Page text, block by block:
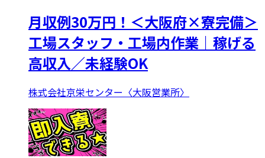
月収例30万円！＜大阪府×寮完備＞
工場スタッフ・工場内作業｜稼げる
高収入／未経験OK
株式会社京栄センター〈大阪営業所〉